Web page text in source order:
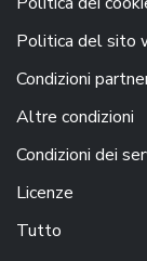
Politica del sito
Condizioni
Altre condizioni
Condizioni dei
Licenze
Tutto